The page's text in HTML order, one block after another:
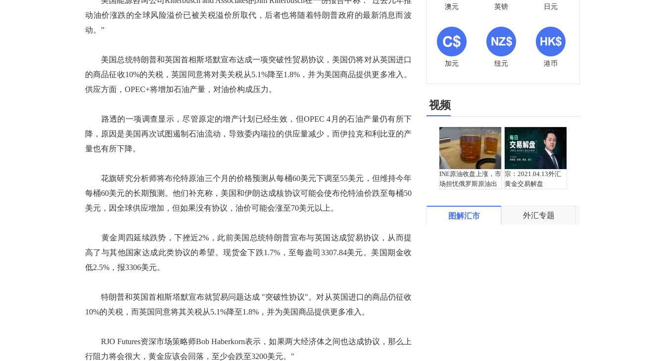
动油价涨跌的全球风险溢价已被关税溢价所取代，后者也将随着特朗普政府的最新消息而波
动。”
美国总统特朗普和英国首相斯塔默宣布达成一项突破性贸易协议，美国仍将对从英国进口
的商品征收10%的关税，英国同意将对美关税从5.1%降至1.8%，并为美国商品提供更多准入。
供应方面，OPEC+将增加石油产量，对油价构成压力。
路透的一项调查显示，尽管原定的增产计划已经生效，但OPEC 4月的石油产量仍有所下
降，原因是美国再次试图遏制石油流动，导致委内瑞拉的供应量减少，而伊拉克和利比亚的产
量也有所下降。
花旗研究分析师将布伦特原油三个月的价格预测从每桶60美元下调至55美元，但维持今年
每桶60美元的长期预测。他们补充称，美国和伊朗达成核协议可能会使布伦特油价跌至每桶50
美元，因全球供应增加，但如果没有协议，油价可能会涨至70美元以上。
黄金周四延续跌势，下挫近2%，此前美国总统特朗普宣布与英国达成贸易协议，从而提
高了与其他国家达成此类协议的希望。现货金下跌1.7%，至每盎司3307.84美元。美国期金收
低2.5%，报3306美元。
特朗普和英国首相斯塔默宣布就贸易问题达成 "突破性协议"。对从英国进口的商品仍征收
10%的关税，而英国同意将其关税从5.1%降至1.8%，并为美国商品提供更多准入。
RJO Futures资深市场策略师Bob Haberkorn表示，如果两大经济体之间也达成协议，那么上
行阻力将会很大，黄金应该会回落，至少会跌至3200美元。"
澳元 英镑 日元
加元 纽元 港币
视频
INE原油收盘上涨，市
场担忧俄罗斯原油出
宗：2021.04.13外汇
黄金交易解盘
图解汇市 外汇专题